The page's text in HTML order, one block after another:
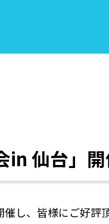
in 仙台」
し、皆様にご好評